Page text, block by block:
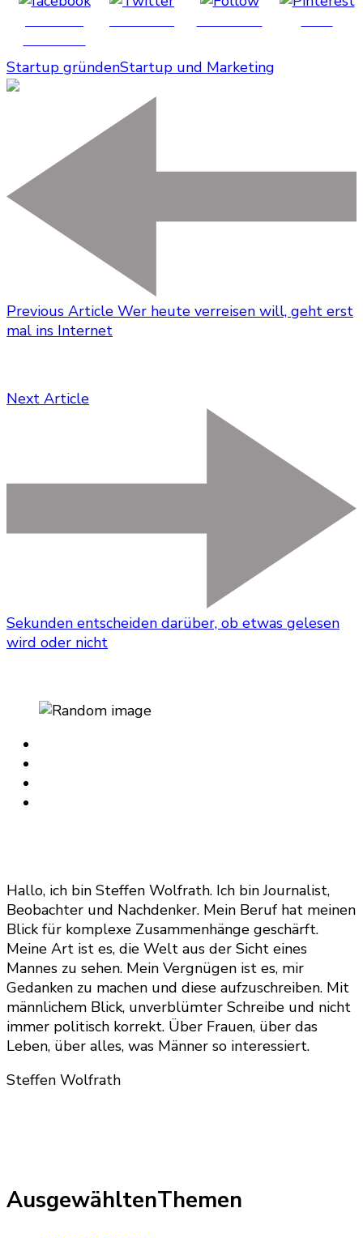
Startup gründenStartup und Marketing
Previous Article Wer heute verreisen will, geht erst
mal ins Internet
Next Article
Sekunden entscheiden darüber, ob etwas gelesen
wird oder nicht
Hallo, ich bin Steffen Wolfrath. Ich bin Journalist,
Beobachter und Nachdenker. Mein Beruf hat meinen
Blick für komplexe Zusammenhänge geschärft.
Meine Art ist es, die Welt aus der Sicht eines
Mannes zu sehen. Mein Vergnügen ist es, mir
Gedanken zu machen und diese aufzuschreiben. Mit
männlichem Blick, unverblümter Schreibe und nicht
immer politisch korrekt. Über Frauen, über das
Leben, über alles, was Männer so interessiert.
Steffen Wolfrath
AusgewähltenThemen